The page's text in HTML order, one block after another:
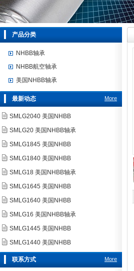
产品分类
NHBB轴承
NHBB航空轴承
美国NHBB轴承
More
最新动态
SMLG2040 美国NHBB
SMLG20 美国NHBB轴承
SMLG1845 美国NHBB
SMLG1840 美国NHBB
SMLG18 美国NHBB轴承
SMLG1645 美国NHBB
SMLG1640 美国NHBB
SMLG16 美国NHBB轴承
SMLG1445 美国NHBB
SMLG1440 美国NHBB
More
联系方式